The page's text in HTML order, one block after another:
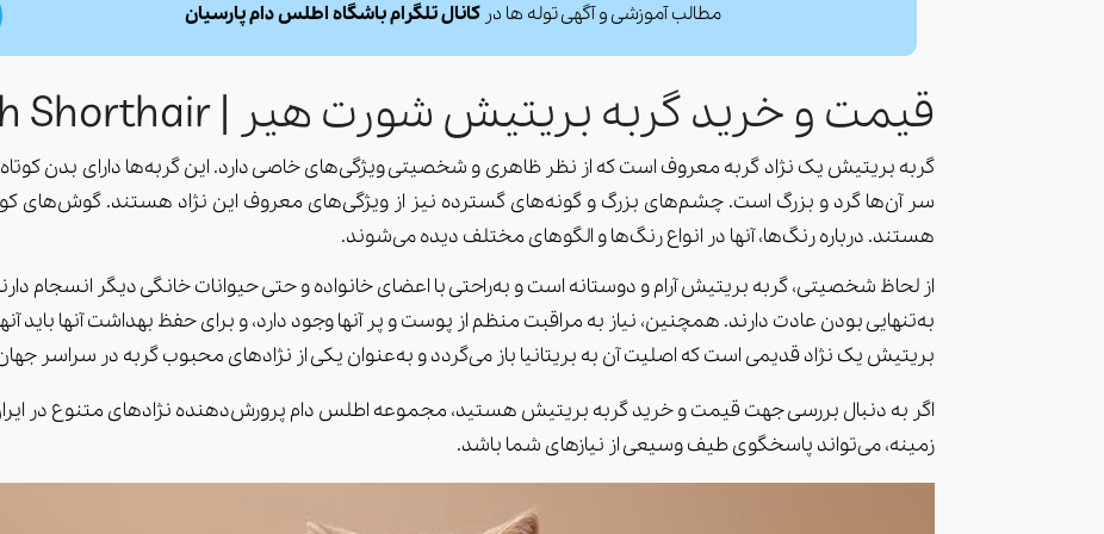
مطالب آموزشی و آگهی توله ها در کانال تلگرام باشگاه اطلس دام پارسیان
قیمت و خرید گربه بریتیش شورت هیر | British Shorthair
گربه بریتیش یک نژاد گربه معروف است که از نظر ظاهری و شخصیتی ویژگی‌های خاصی دارد. این گربه‌ها دارای بدن
سر آن‌ها گرد و بزرگ است. چشم‌های بزرگ و گونه‌های گسترده نیز از ویژگی‌های معروف این نژاد هستند. گوش‌های
هستند. درباره رنگ‌ها، آنها در انواع رنگ‌ها و الگوهای مختلف دیده می‌شوند.
از لحاظ شخصیتی، گربه بریتیش آرام و دوستانه است و به‌راحتی با اعضای خانواده و حتی حیوانات خانگی دیگر انسجام
به‌تنهایی بودن عادت دارند. همچنین، نیاز به مراقبت منظم از پوست و پر آنها وجود دارد، و برای حفظ بهداشت آنها باید
بریتیش یک نژاد قدیمی است که اصلیت آن به بریتانیا باز می‌گردد و به‌عنوان یکی از نژادهای محبوب گربه در سراسر
اگر به دنبال بررسی جهت قیمت و خرید گربه بریتیش هستید، مجموعه اطلس دام پرورش‌دهنده نژادهای متنوع در
زمینه، می‌تواند پاسخگوی طیف وسیعی از نیازهای شما باشد.